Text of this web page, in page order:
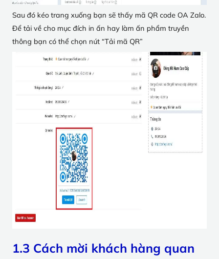
Sau đó kéo trang xuống bạn sẽ thấy mã QR code OA Zalo.
Để tải về cho mục đích in ấn hay làm ấn phẩm truyền
thông bạn có thể chọn nút “Tải mã QR”
1.3 Cách mời khách hàng quan